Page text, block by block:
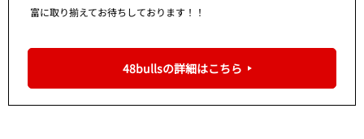
富に取り揃えてお待ちしております！！
48bullsの詳細はこちら